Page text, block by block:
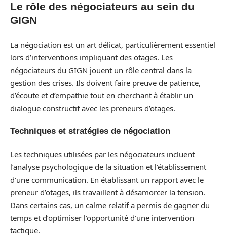
Le rôle des négociateurs au sein du
GIGN
La négociation est un art délicat, particulièrement essentiel
lors d’interventions impliquant des otages. Les
négociateurs du GIGN jouent un rôle central dans la
gestion des crises. Ils doivent faire preuve de patience,
d’écoute et d’empathie tout en cherchant à établir un
dialogue constructif avec les preneurs d’otages.
Techniques et stratégies de négociation
Les techniques utilisées par les négociateurs incluent
l’analyse psychologique de la situation et l’établissement
d’une communication. En établissant un rapport avec le
preneur d’otages, ils travaillent à désamorcer la tension.
Dans certains cas, un calme relatif a permis de gagner du
temps et d’optimiser l’opportunité d’une intervention
tactique.